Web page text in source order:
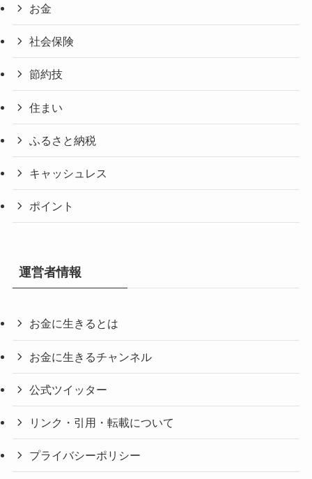
お金
社会保険
節約技
住まい
ふるさと納税
キャッシュレス
ポイント
運営者情報
お金に生きるとは
お金に生きるチャンネル
公式ツイッター
リンク・引用・転載について
プライバシーポリシー